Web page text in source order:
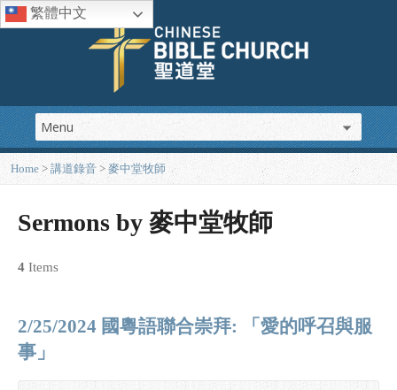
繁體中文
Home >講道錄音 > 麥中堂牧師
Sermons by 麥中堂牧師
4 Items
2/25/2024 國粵語聯合崇拜: 「愛的呼召與服
事」